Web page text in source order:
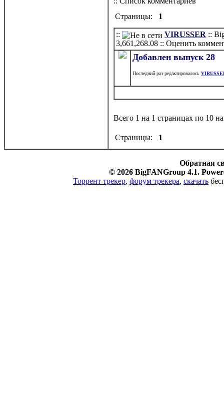
Страницы:
1
:: VIRUSSER ::
3,661,268.08 :: Оценить
Добавлен выпуск 28
Последний раз редактировалось
Всего 1 на 1 страницах по 10
Страницы: 1
Обратная
© 2026 BigFANGroup 4.1.
Торрент трекер, форум трекера, скачать